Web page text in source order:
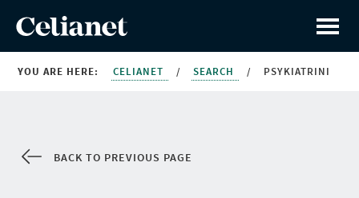
YOU ARE HERE: CELIANET / SEARCH / PSYKIATRINI
BACK TO PREVIOUS PAGE